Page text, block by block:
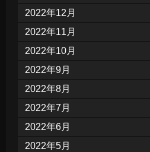
2022年12月
2022年11月
2022年10月
2022年9月
2022年8月
2022年7月
2022年6月
2022年5月